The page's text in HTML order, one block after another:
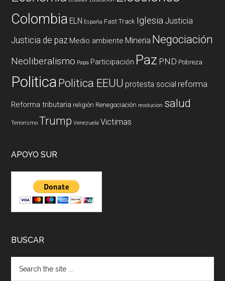
Colombia ELN España Fast Track Iglesia Justicia
Justicia de paz Medio ambiente Mineria Negociación
Neoliberalismo Papa Participación Paz PND Pobreza
PoliticaPolitica EEUU protesta social reforma
Reforma tributaria religión Renegociación revolucion salud
Terrorismo Trump Venezuela Victimas
APOYO SUR
BUSCAR